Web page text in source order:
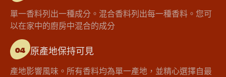
單一香料列出一種成分。混合香料列出每一種香料。您可
以在家中的廚房中混合的成分
04 原產地保持可見
產地影響風味。所有香料均為單一產地，並精心選擇自最